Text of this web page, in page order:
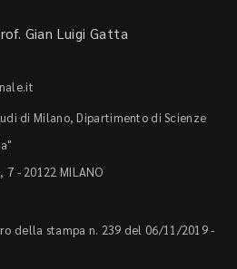
Gian Luigi Gatta
di Milano, Dipartimento di Scienze
- 20122 MILANO
della stampa n. 239 del 06/11/2019 -